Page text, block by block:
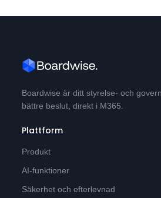
Boardwise är ditt styrelse- och
bättre beslut, direkt i M365.
Plattform
Produkt
AI-funktioner
Säkerhet och efterlevnad